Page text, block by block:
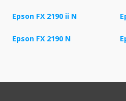
Epson FX 2190 ii N
Epson FX 2190 N